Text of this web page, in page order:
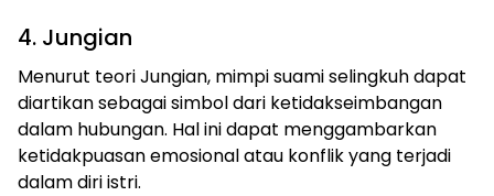
4. Jungian
Menurut teori Jungian, mimpi suami selingkuh dapat
diartikan sebagai simbol dari ketidakseimbangan
dalam hubungan. Hal ini dapat menggambarkan
ketidakpuasan emosional atau konflik yang terjadi
dalam diri istri.